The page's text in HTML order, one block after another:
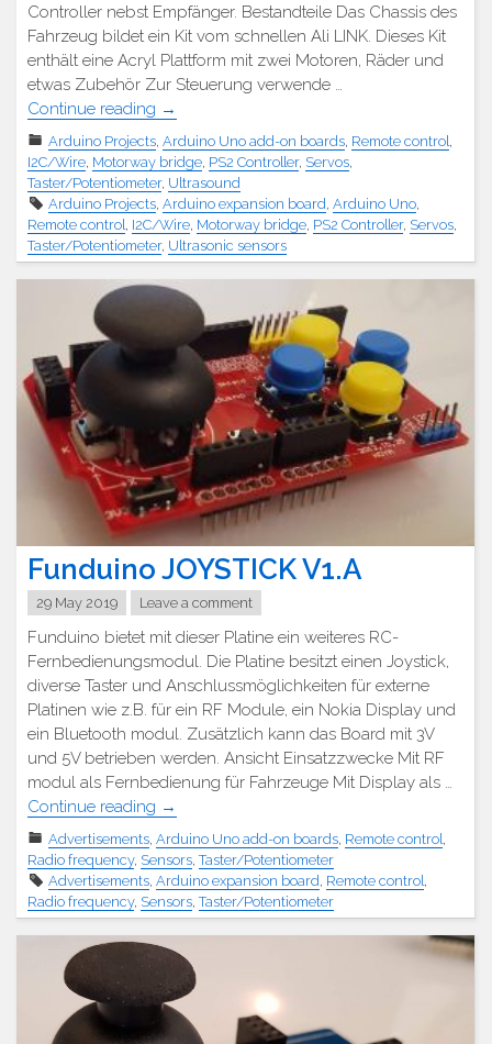
Controller nebst Empfänger. Bestandteile Das Chassis des
Fahrzeug bildet ein Kit vom schnellen Ali LINK. Dieses Kit
enthält eine Acryl Plattform mit zwei Motoren, Räder und
etwas Zubehör Zur Steuerung verwende …
Continue reading "RC
Auto
mit
PS2
Controller"
→
Arduino Projects Arduino Uno add-on boards Remote control
I2C/Wire Motorway bridge PS2 Controller, Servos
Taster/Potentiometer, Ultrasound
Arduino Projects Arduino expansion board Arduino Uno
Remote control I2C/Wire Motorway bridge PS2 Controller, Servos
Taster/Potentiometer, Ultrasonic sensors
Funduino JOYSTICK V1.A
29 May 2019 Leave a comment
Funduino bietet mit dieser Platine ein weiteres RC-
Fernbedienungsmodul. Die Platine besitzt einen Joystick,
diverse Taster und Anschlussmöglichkeiten für externe
Platinen wie z.B. für ein RF Module, ein Nokia Display und
ein Bluetooth modul. Zusätzlich kann das Board mit 3V
und 5V betrieben werden. Ansicht Einsatzzwecke Mit RF
modul als Fernbedienung für Fahrzeuge Mit Display als …
Continue reading "Funduino
JOYSTICK
V1.A"
→
Advertisements Arduino Uno add-on boards Remote control
Radio frequency, Sensors ,Taster/Potentiometer
Advertisements Arduino expansion board Remote control
Radio frequency, Sensors ,Taster/Potentiometer